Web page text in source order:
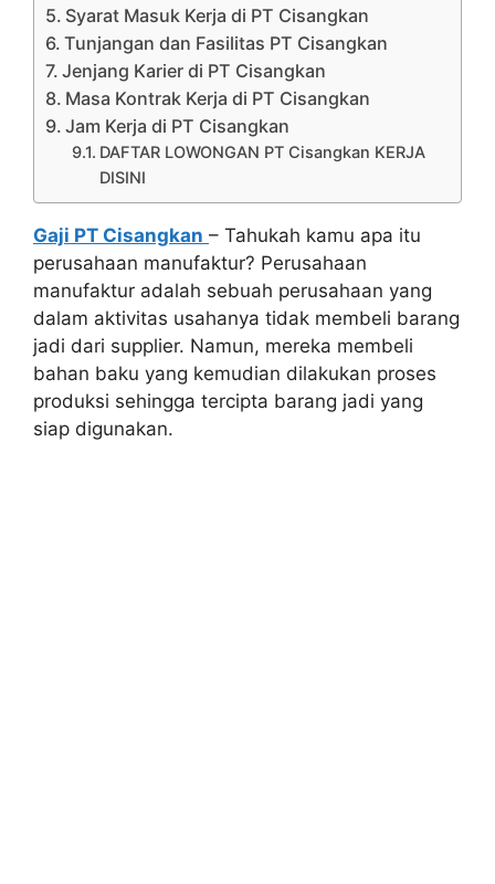
Syarat Masuk Kerja di PT Cisangkan
Tunjangan dan Fasilitas PT Cisangkan
Jenjang Karier di PT Cisangkan
Masa Kontrak Kerja di PT Cisangkan
Jam Kerja di PT Cisangkan
DAFTAR LOWONGAN PT Cisangkan KERJA
DISINI
Gaji PT Cisangkan – Tahukah kamu apa itu
perusahaan manufaktur? Perusahaan
manufaktur adalah sebuah perusahaan yang
dalam aktivitas usahanya tidak membeli barang
jadi dari supplier. Namun, mereka membeli
bahan baku yang kemudian dilakukan proses
produksi sehingga tercipta barang jadi yang
siap digunakan.